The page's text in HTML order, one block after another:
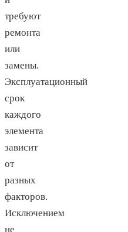
требуют
ремонта
или
замены.
Эксплуатационный
срок
каждого
элемента
зависит
от
разных
факторов.
Исключением
не